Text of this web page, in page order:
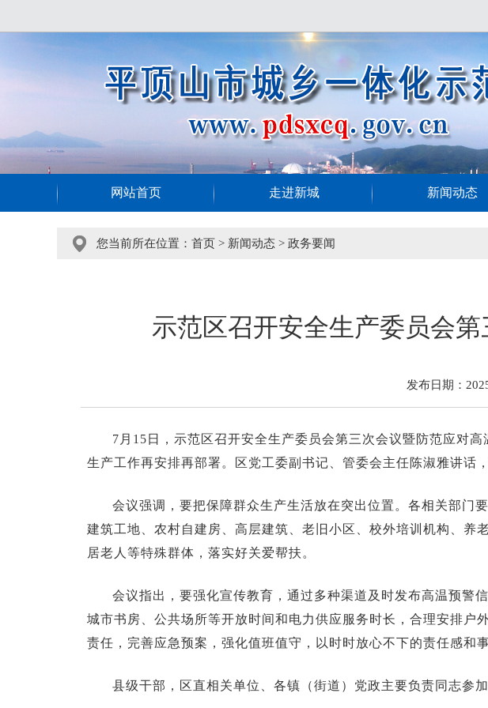
网站首页 走进新城 新闻动态
您当前所在位置： 首页 > 新闻动态 > 政务要闻
示范区召开安全生产委员会
发布日期：
7月15日，示范区召开安全生产委员会第三次会议暨防范应对
生产工作再安排再部署。区党工委副书记、管委会主任陈淑雅讲话
会议强调，要把保障群众生产生活放在突出位置。各相关部门
建筑工地、农村自建房、高层建筑、老旧小区、校外培训机构、养
居老人等特殊群体，落实好关爱帮扶。
会议指出，要强化宣传教育，通过多种渠道及时发布高温预警
城市书房、公共场所等开放时间和电力供应服务时长，合理安排
责任，完善应急预案，强化值班值守，以时时放心不下的责任感和
县级干部，区直相关单位、各镇（街道）党政主要负责同志参加